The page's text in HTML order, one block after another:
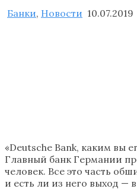
Банки, Новости 10.07.2019
«Deutsche Bank, каким вы
Главный банк Германии
человек. Все это часть
и есть ли из него выход —